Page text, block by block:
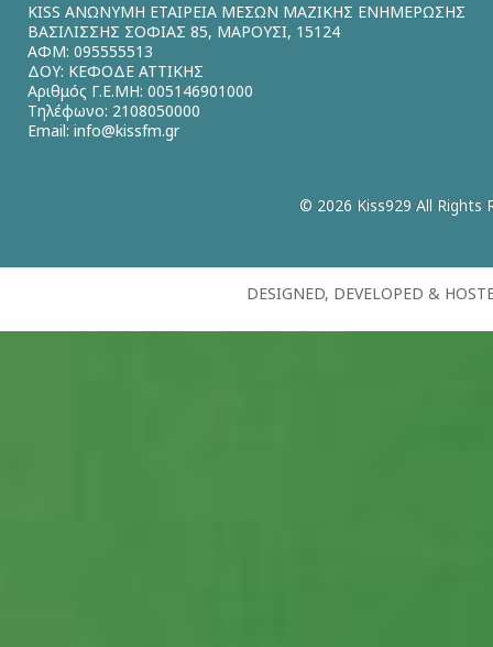
KISS ΑΝΩΝΥΜΗ ΕΤΑΙΡΕΙΑ ΜΕΣΩΝ ΜΑΖΙΚΗΣ ΕΝΗΜΕΡΩΣΗΣ
ΒΑΣΙΛΙΣΣΗΣ ΣΟΦΙΑΣ 85, ΜΑΡΟΥΣΙ, 15124
ΑΦΜ: 095555513
ΔΟΥ: ΚΕΦΟΔΕ ΑΤΤΙΚΗΣ
Αριθμός Γ.Ε.ΜΗ: 005146901000
Τηλέφωνο: 2108050000
Email: info@kissfm.gr
© 2026 Kiss929 All Rights
DESIGNED, DEVELOPED &